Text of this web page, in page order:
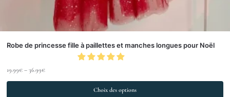
Robe de princesse fille à paillettes et manches longues pour Noël
19.99€ –36.99€
Choix des options